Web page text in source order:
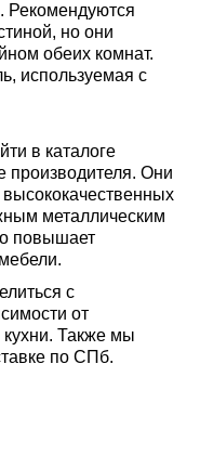
Рекомендуются
но они
обеих комнат.
используемая с
в каталоге
Они
металлическим
повышает
с
от
Также мы
по СПб.